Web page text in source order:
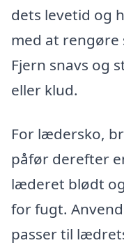
dets levetid og
med at
Fjern snavs og
eller klud.
For lædersko,
påfør derefter
læderet blødt
for fugt.
passer til